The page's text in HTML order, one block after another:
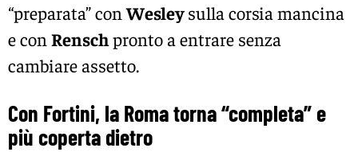
“preparata” conWesleysulla corsia mancina
e con Renschpronto a entrare senza
cambiare assetto.
Con Fortini, la Roma torna “completa” e
più coperta dietro